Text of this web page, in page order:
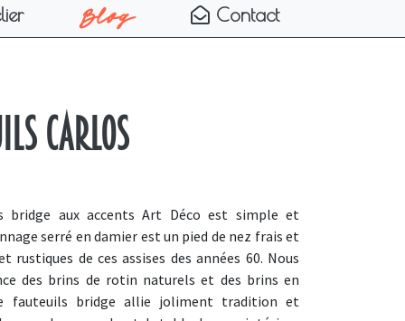
Blog Contact
Carlos
bridge aux accents Art Déco est simple et
serré en damier est un pied de nez frais et
rustiques de ces assises des années 60. Nous
des brins de rotin naturels et des brins en
fauteuils bridge allie joliment tradition et